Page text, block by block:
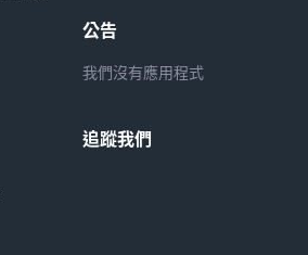
公告
我們沒有應用程式
追蹤我們